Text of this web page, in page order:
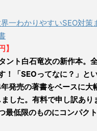
界一わかりやすいSEO対
】
ント白石竜次の新作本。
！「SEOってなに？」と
発売の著書をベースに大
した。有料で申し訳あり
最低限のものにコンパク